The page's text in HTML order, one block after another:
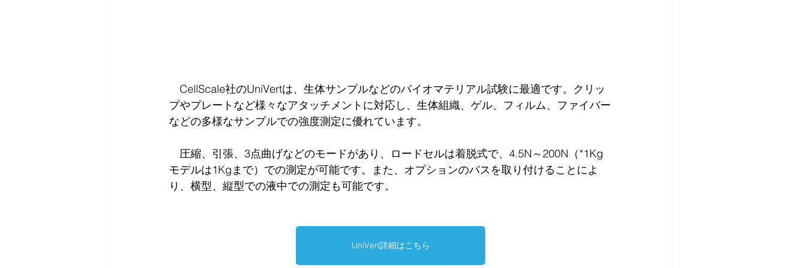
CellScale社のUniVertは、生体サンプルなどのバイオマテリアル試験に最適です。クリッ
プやプレートなど様々なアタッチメントに対応し、生体組織、ゲル、フィルム、ファイバー
などの多様なサンプルでの強度測定に優れています。
圧縮、引張、3点曲げなどのモードがあり、ロードセルは着脱式で、4.5N～200N（*1Kg
モデルは1Kgまで）での測定が可能です。また、オプションのバスを取り付けることによ
り、横型、縦型での液中での測定も可能です。
UniVert詳細はこちら